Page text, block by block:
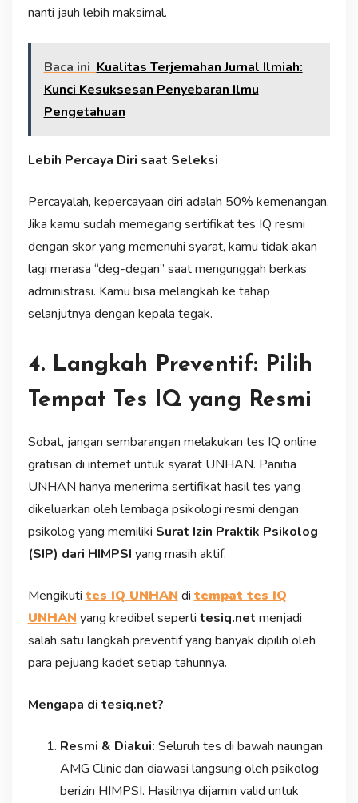
nanti jauh lebih maksimal.
Baca ini Kualitas Terjemahan Jurnal Ilmiah:
Kunci Kesuksesan Penyebaran Ilmu
Pengetahuan
Lebih Percaya Diri saat Seleksi
Percayalah, kepercayaan diri adalah 50% kemenangan.
Jika kamu sudah memegang sertifikat tes IQ resmi
dengan skor yang memenuhi syarat, kamu tidak akan
lagi merasa “deg-degan” saat mengunggah berkas
administrasi. Kamu bisa melangkah ke tahap
selanjutnya dengan kepala tegak.
4. Langkah Preventif: Pilih
Tempat Tes IQ yang Resmi
Sobat, jangan sembarangan melakukan tes IQ online
gratisan di internet untuk syarat UNHAN. Panitia
UNHAN hanya menerima sertifikat hasil tes yang
dikeluarkan oleh lembaga psikologi resmi dengan
psikolog yang memiliki Surat Izin Praktik Psikolog
(SIP) dari HIMPSI yang masih aktif.
Mengikuti tes IQ UNHAN di tempat tes IQ
UNHAN yang kredibel seperti tesiq.net menjadi
salah satu langkah preventif yang banyak dipilih oleh
para pejuang kadet setiap tahunnya.
Mengapa di tesiq.net?
Resmi & Diakui: Seluruh tes di bawah naungan
AMG Clinic dan diawasi langsung oleh psikolog
berizin HIMPSI. Hasilnya dijamin valid untuk